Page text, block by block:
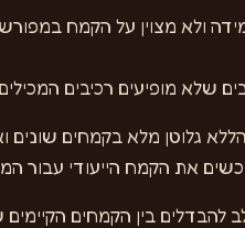
ולא מצוין על הקמח
שלא מופיעים רכיבים
גלוטן מלא בקמחים
את הקמח הייעודי עבור
להבדלים בין הקמחים